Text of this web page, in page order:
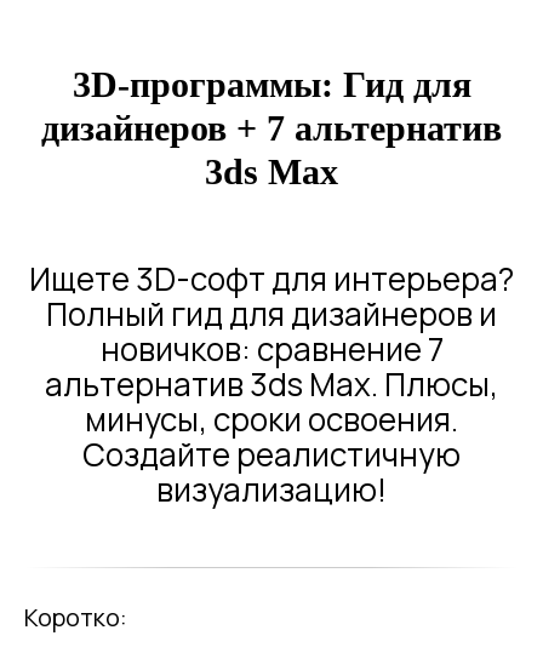
3D-программы: Гид для
дизайнеров + 7 альтернатив
3ds Max
Ищете 3D-софт для интерьера?
Полный гид для дизайнеров и
новичков: сравнение 7
альтернатив 3ds Max. Плюсы,
минусы, сроки освоения.
Создайте реалистичную
визуализацию!
Коротко: